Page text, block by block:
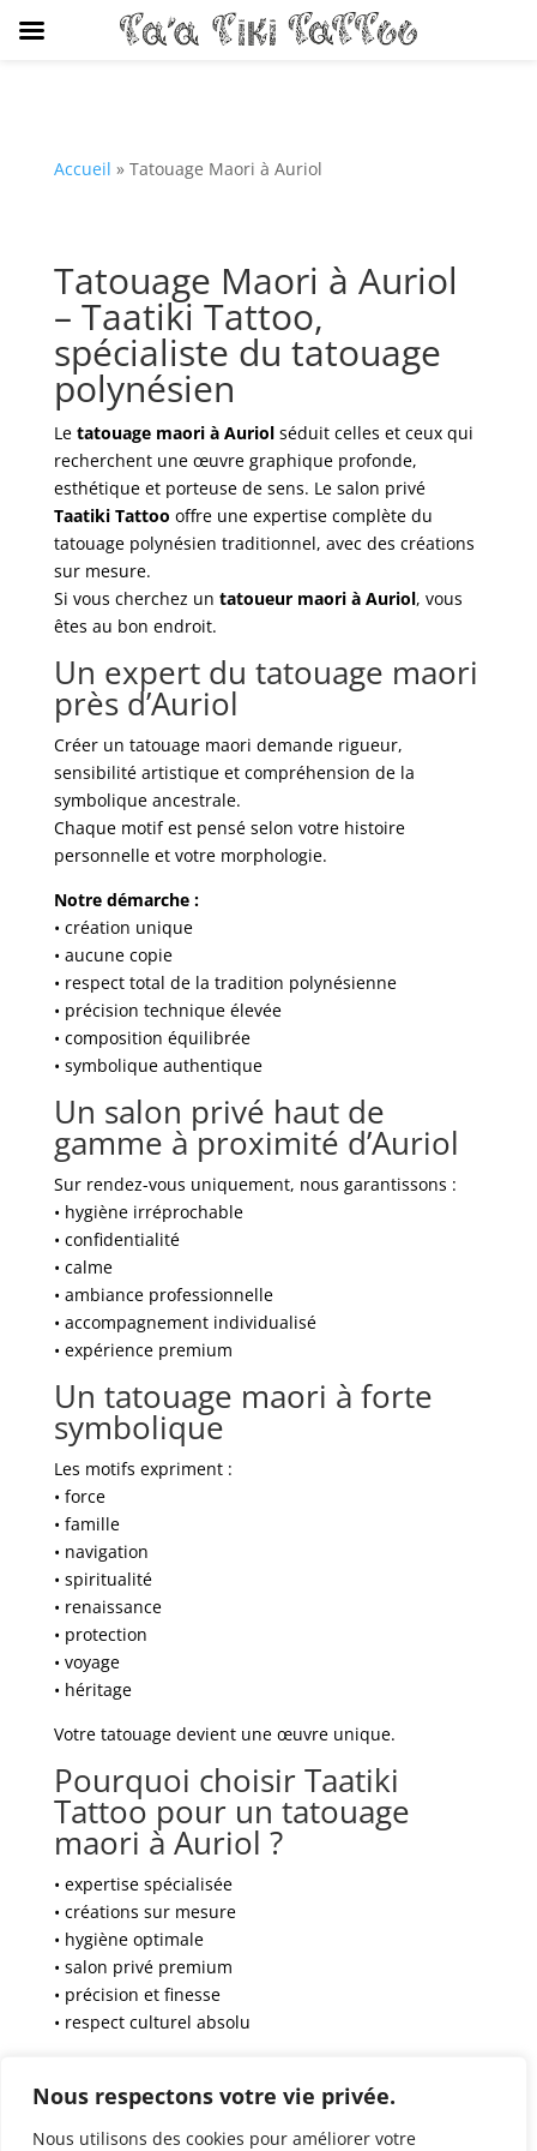
Nous respectons votre vie privée.
Nous utilisons des cookies pour améliorer votre
Accueil » Tatouage Maori à Auriol
Tatouage Maori à Auriol
– Taatiki Tattoo,
spécialiste du tatouage
polynésien
Le tatouage maori à Auriolséduit celles et ceux qui
recherchent une œuvre graphique profonde,
esthétique et porteuse de sens. Le salon privé
Taatiki Tattoo offre une expertise complète du
tatouage polynésien traditionnel, avec des créations
sur mesure.
Si vous cherchez un tatoueur maori à Auriol, vous
êtes au bon endroit.
Un expert du tatouage maori
près d’Auriol
Créer un tatouage maori demande rigueur,
sensibilité artistique et compréhension de la
symbolique ancestrale.
Chaque motif est pensé selon votre histoire
personnelle et votre morphologie.
Notre démarche :
• création unique
• aucune copie
• respect total de la tradition polynésienne
• précision technique élevée
• composition équilibrée
• symbolique authentique
Un salon privé haut de
gamme à proximité d’Auriol
Sur rendez-vous uniquement, nous garantissons :
• hygiène irréprochable
• confidentialité
• calme
• ambiance professionnelle
• accompagnement individualisé
• expérience premium
Un tatouage maori à forte
symbolique
Les motifs expriment :
• force
• famille
• navigation
• spiritualité
• renaissance
• protection
• voyage
• héritage
Votre tatouage devient une œuvre unique.
Pourquoi choisir Taatiki
Tattoo pour un tatouage
maori à Auriol ?
• expertise spécialisée
• créations sur mesure
• hygiène optimale
• salon privé premium
• précision et finesse
• respect culturel absolu
https://www.taatikitattoo.fr/